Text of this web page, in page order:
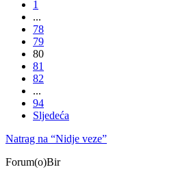
1
...
78
79
80
81
82
...
94
Sljedeća
Natrag na “Nidje veze”
Forum(o)Bir